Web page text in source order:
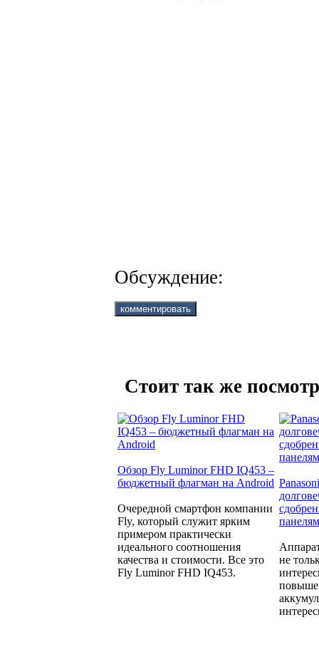
Обсуждение:
Стоит так же
Обзор Fly Luminor FHD IQ453 –
бюджетный флагман на Android
Очередной смартфон компании
Fly, который служит ярким
примером практически
идеального соотношения
качества и стоимости. Все это
Fly Luminor FHD IQ453.
не